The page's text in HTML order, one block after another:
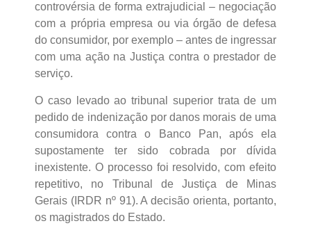
controvérsia de forma extrajudicial – negociação
com a própria empresa ou via órgão de defesa
do consumidor, por exemplo – antes de ingressar
com uma ação na Justiça contra o prestador de
serviço.
O caso levado ao tribunal superior trata de um
pedido de indenização por danos morais de uma
consumidora contra o Banco Pan, após ela
supostamente ter sido cobrada por dívida
inexistente. O processo foi resolvido, com efeito
repetitivo, no Tribunal de Justiça de Minas
Gerais (IRDR nº 91). A decisão orienta, portanto,
os magistrados do Estado.